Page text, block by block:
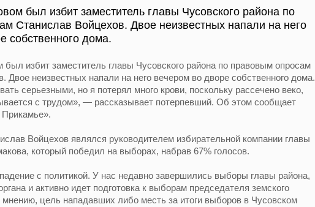
был избит заместитель главы Чусовского района по
Станислав Войцехов. Двое неизвестных напали на него
собственного дома.
был избит заместитель главы Чусовского района по правовым опросам
Двое неизвестных напали на него вечером во дворе собственного дома.
серьезными, но я потерял много крови, поскольку рассечено веко,
с трудом», — рассказывает потерпевший. Об этом сообщает
Прикамье».
Войцехов являлся руководителем избирательной компании главы
который победил на выборах, набрав 67% голосов.
с политикой. У нас недавно завершились выборы главы района,
и активно идет подготовка к выборам председателя земского
цель нападавших либо месть за итоги выборов в Чусовском